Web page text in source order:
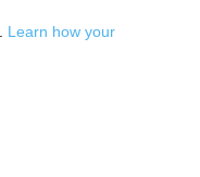
Learn how your